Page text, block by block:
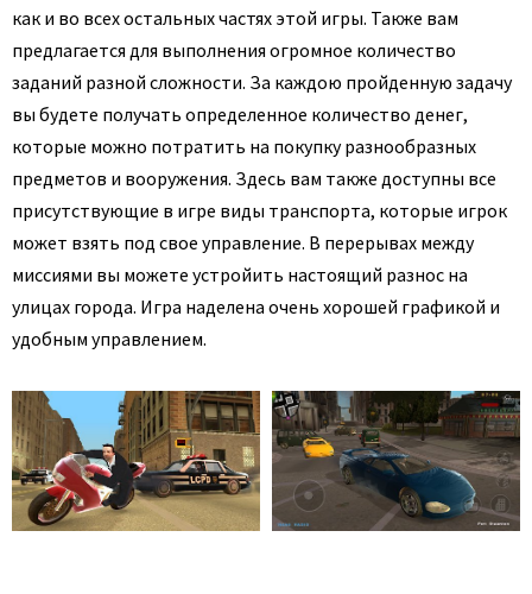
как и во всех остальных частях этой игры. Также вам
предлагается для выполнения огромное количество
заданий разной сложности. За каждою пройденную задачу
вы будете получать определенное количество денег,
которые можно потратить на покупку разнообразных
предметов и вооружения. Здесь вам также доступны все
присутствующие в игре виды транспорта, которые игрок
может взять под свое управление. В перерывах между
миссиями вы можете устройить настоящий разнос на
улицах города. Игра наделена очень хорошей графикой и
удобным управлением.